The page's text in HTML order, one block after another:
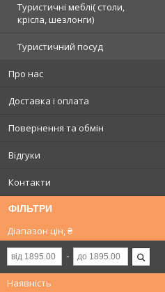
Туристичні меблі( столи,
крісла, шезлонги)
Туристичний посуд
Про нас
Доставка і оплата
Повернення та обмін
Відгуки
Контакти
ФІЛЬТРИ
Діапазон цін, ₴
Наявність